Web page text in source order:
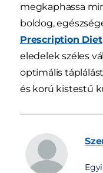
megkaphassa
boldog,
Prescription Diet
eledelek széles
optimális
és korú kistestű